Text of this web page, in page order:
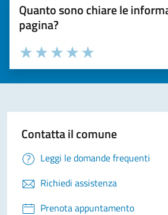
Quanto sono chiare le
pagina?
Valuta la chiarezza delle informazioni (da 1
Seleziona il numero di stelle per
Valuta 5 stelle su 5
Valuta 4 stelle su 5
Valuta 3 stelle su 5
Valuta 2 stelle su 5
Valuta 1 stelle su 5
Contatta il comune
Leggi le domande frequenti
Richiedi assistenza
Prenota appuntamento